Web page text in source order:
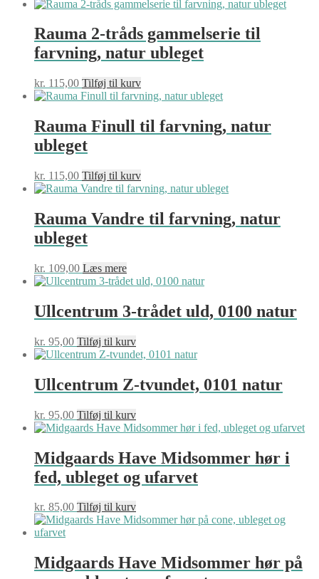
Rauma 2-tråds gammelserie til
farvning, natur ubleget
kr. 115,00 Tilføj til kurv
Rauma Finull til farvning, natur
ubleget
kr. 115,00 Tilføj til kurv
Rauma Vandre til farvning, natur
ubleget
kr. 109,00 Læs mere
Ullcentrum 3-trådet uld, 0100 natur
kr. 95,00 Tilføj til kurv
Ullcentrum Z-tvundet, 0101 natur
kr. 95,00 Tilføj til kurv
Midgaards Have Midsommer hør i
fed, ubleget og ufarvet
kr. 85,00 Tilføj til kurv
Midgaards Have Midsommer hør på